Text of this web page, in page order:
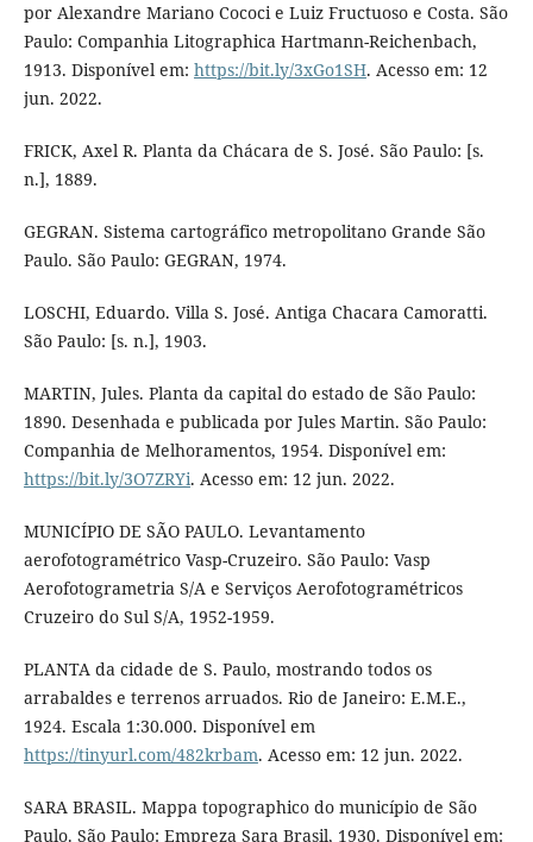
por Alexandre Mariano Cococi e Luiz Fructuoso e Costa. São
Paulo: Companhia Litographica Hartmann-Reichenbach,
1913. Disponível em: https://bit.ly/3xGo1SH. Acesso em: 12
jun. 2022.
FRICK, Axel R. Planta da Chácara de S. José. São Paulo: [s.
n.], 1889.
GEGRAN. Sistema cartográfico metropolitano Grande São
Paulo. São Paulo: GEGRAN, 1974.
LOSCHI, Eduardo. Villa S. José. Antiga Chacara Camoratti.
São Paulo: [s. n.], 1903.
MARTIN, Jules. Planta da capital do estado de São Paulo:
1890. Desenhada e publicada por Jules Martin. São Paulo:
Companhia de Melhoramentos, 1954. Disponível em:
https://bit.ly/3O7ZRYi. Acesso em: 12 jun. 2022.
MUNICÍPIO DE SÃO PAULO. Levantamento
aerofotogramétrico Vasp-Cruzeiro. São Paulo: Vasp
Aerofotogrametria S/A e Serviços Aerofotogramétricos
Cruzeiro do Sul S/A, 1952-1959.
PLANTA da cidade de S. Paulo, mostrando todos os
arrabaldes e terrenos arruados. Rio de Janeiro: E.M.E.,
1924. Escala 1:30.000. Disponível em
https://tinyurl.com/482krbam. Acesso em: 12 jun. 2022.
SARA BRASIL. Mappa topographico do município de São
Paulo. São Paulo: Empreza Sara Brasil, 1930. Disponível em: